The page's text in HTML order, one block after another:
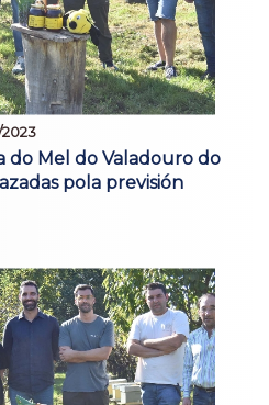
2023
do Mel do Valadouro do
pola previsión